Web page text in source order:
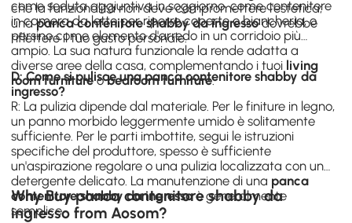
che la funzionalità non deve compromettere l'estetica;
unapanca contenitore shabby da ingressodovrebbe
riflettere il tuo gusto personale.
come seduta aggiuntiva in soggiorno, come contenitore
in camera da letto per riporre coperte o biancheria, o
persino come elemento d'arredo in un corridoio più
ampio. La sua natura funzionale la rende adatta a
diverse aree della casa, complementando i tuoi living
room furnitureobedroom furniture.
D: Come si pulisce una panca contenitore shabby da
ingresso?
R: La pulizia dipende dal materiale. Per le finiture in legno,
un panno morbido leggermente umido è solitamente
sufficiente. Per le parti imbottite, segui le istruzioni
specifiche del produttore, spesso è sufficiente
un'aspirazione regolare o una pulizia localizzata con un
detergente delicato. La manutenzione di una panca
contenitore shabby da ingressoè generalmente
semplice.
Why Buy panca contenitore shabby da
ingresso from Aosom?